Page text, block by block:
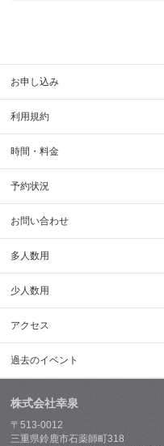
お申し込み
利用規約
時間・料金
予約状況
お問い合わせ
多人数用
少人数用
アクセス
過去のイベント
株式会社幸泉
〒513-0012
三重県鈴鹿市石薬師町318